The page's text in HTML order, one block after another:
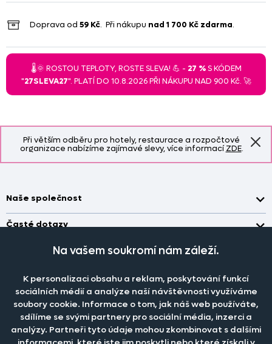
Při větším odběru pro hotely, restaurace a rozpočtové
organizace nabízíme zajímavé slevy, více informacíZDE.
Doprava od 59 Kč. Při nákupu nad 1 700 Kč zdarma.
🌡️🌞 ROSTOU TEPLOTY, ROSTE SLEVA! 💪 - 27 %S KÓDEM
"27SLEVA27". PLATÍ DO 10.8.2026 PŘI NÁKUPU NAD 900 Kč. 🚀
Staňte se členem klubu Dante.cz
Naše společnost
Doprava a platba
Obchodní podmínky
Katalog zdarma
Časté dotazy
Jak prát záclony a závěsy?
Jak prát povlečení a prostěradla?
Informace o materiálech
PRODEJNÍ ODDĚLENÍ - TELEFONICKY
po-pá 7:30 - 16:00
Tel.:777 111 818
e-mail:dotazy@dante.cz
reklamace:reklamace@dante.cz
Na vašem soukromí nám záleží.
K personalizaci obsahu a reklam, poskytování funkcí
sociálních médií a analýze naší návštěvnosti využíváme
soubory cookie. Informace o tom, jak náš web používáte,
sdílíme se svými partnery pro sociální média, inzerci a
analýzy. Partneři tyto údaje mohou zkombinovat s dalšími